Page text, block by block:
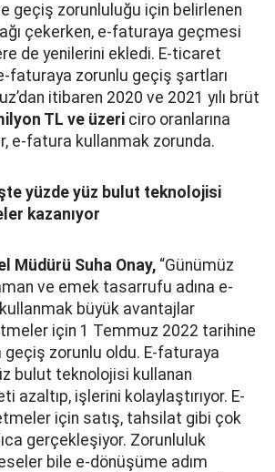
geçiş zorunluluğu için belirlenen
çekerken, e-faturaya geçmesi
de yenilerini ekledi. E-ticaret
faturaya zorunlu geçiş şartları
itibaren 2020 ve 2021 yılı brüt
TL ve üzeri ciro oranlarına
e-fatura kullanmak zorunda.
yüzde yüz bulut teknolojisi
kazanıyor
Müdürü Suha Onay, “Günümüz
ve emek tasarrufu adına e-
büyük avantajlar
için 1 Temmuz 2022 tarihine
zorunlu oldu. E-faturaya
bulut teknolojisi kullanan
azaltıp, işlerini kolaylaştırıyor. E-
için satış, tahsilat gibi çok
gerçekleşiyor. Zorunluluk
bile e-dönüşüme adım